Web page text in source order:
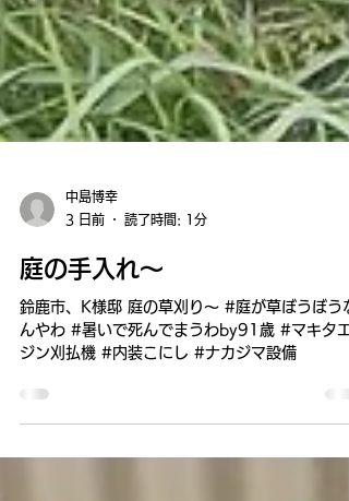
中島博幸
3 日前
読了時間: 1分
庭の手入れ～
んやわ #暑いで死んでまうわby91歳 #マキタエ